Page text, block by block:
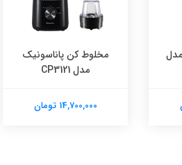
مخلوط کن پاناسونیک